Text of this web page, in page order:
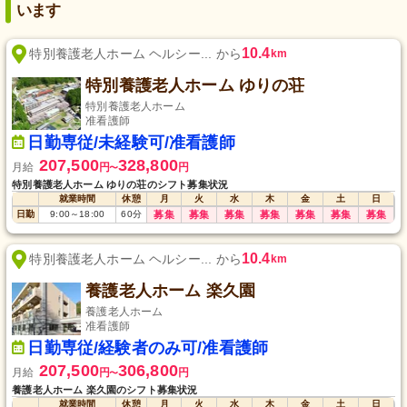
います
特別養護老人ホーム ヘルシー... から10.4 km
特別養護老人ホーム ゆりの荘
特別養護老人ホーム
准看護師
日勤専従/未経験可/准看護師
月給 207,500円〜328,800円
特別養護老人ホーム ゆりの荘のシフト募集状況
就業時間 休憩 月 火 水 木 金 土
日
日勤
9:00～ 18:00 60分 募集 募集 募集 募集 募集 募集 募集
特別養護老人ホーム ヘルシー... から10.4 km
養護老人ホーム 楽久園
養護老人ホーム
准看護師
日勤専従/経験者のみ可/准看護師
月給 207,500円〜306,800円
養護老人ホーム 楽久園のシフト募集状況
就業時間 休憩 月 火 水 木 金 土 日